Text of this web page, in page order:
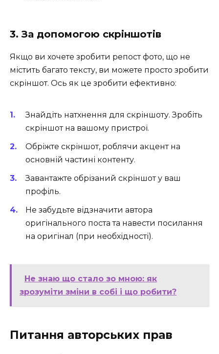
3. За допомогою скріншотів
Якщо ви хочете зробити репост фото, що не
містить багато тексту, ви можете просто зробити
скріншот. Ось як це зробити ефективно:
Знайдіть натхнення для скріншоту. Зробіть
скріншот на вашому пристрої.
Обріжте скріншот, роблячи акцент на
основній частині контенту.
Завантажте обрізаний скріншот у ваш
профіль.
Не забудьте відзначити автора
оригінального поста та навести посилання
на оригінал (при необхідності).
Не знаю що стало зо мною: як
зрозуміти зміни в собі і що робити?
Питання авторських прав